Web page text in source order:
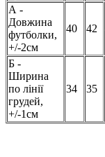
А -
Довжина
футболки,
+/-2см
40 42
Б -
Ширина
по лінії
грудей,
+/-1см
34 35